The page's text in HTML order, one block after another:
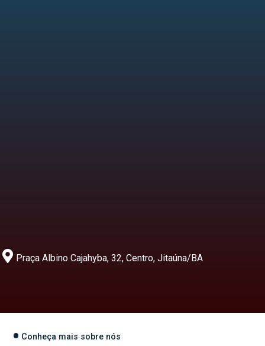
Praça Albino Cajahyba, 32, Centro, Jitaúna/BA
Conheça mais sobre nós